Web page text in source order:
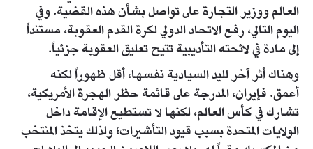
العالم ووزير التجارة على تواصل بشأن هذه القضية. وفي
اليوم التالي، رفع الاتحاد الدولي لكرة القدم العقوبة، مستنداً
إلى مادة في لائحته التأديبية تتيح تعليق العقوبة جزئياً.
وهناك أثر آخر لليد السيادية نفسها، أقل ظهوراً لكنه
أعمق. فإيران، المدرجة على قائمة حظر الهجرة الأمريكية،
تشارك في كأس العالم، لكنها لا تستطيع الإقامة داخل
الولايات المتحدة بسبب قيود التأشيرات؛ ولذلك يتخذ المنتخب